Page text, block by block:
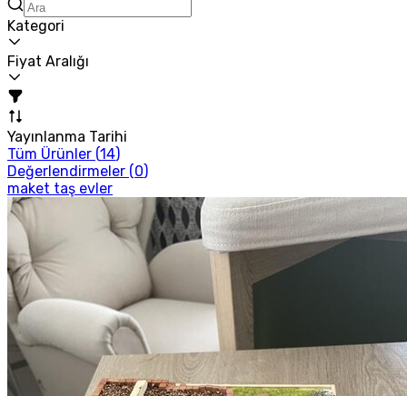
Kategori
Fiyat Aralığı
Yayınlanma Tarihi
Tüm Ürünler (14)
Değerlendirmeler (0)
maket taş evler